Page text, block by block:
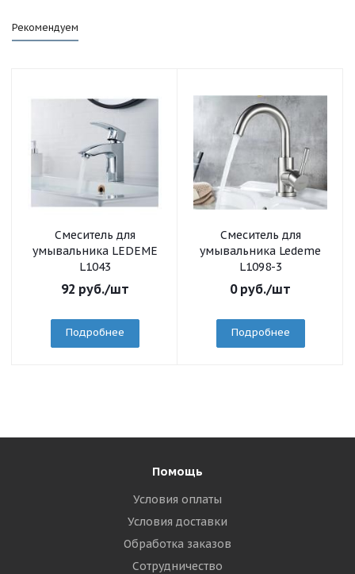
Рекомендуем
Смеситель для
умывальника LEDEME
L1043
92 руб./шт
Подробнее
Смеситель для
умывальника Ledeme
L1098-3
0руб./шт
Подробнее
Помощь
Условия оплаты
Условия доставки
Обработка заказов
Сотрудничество